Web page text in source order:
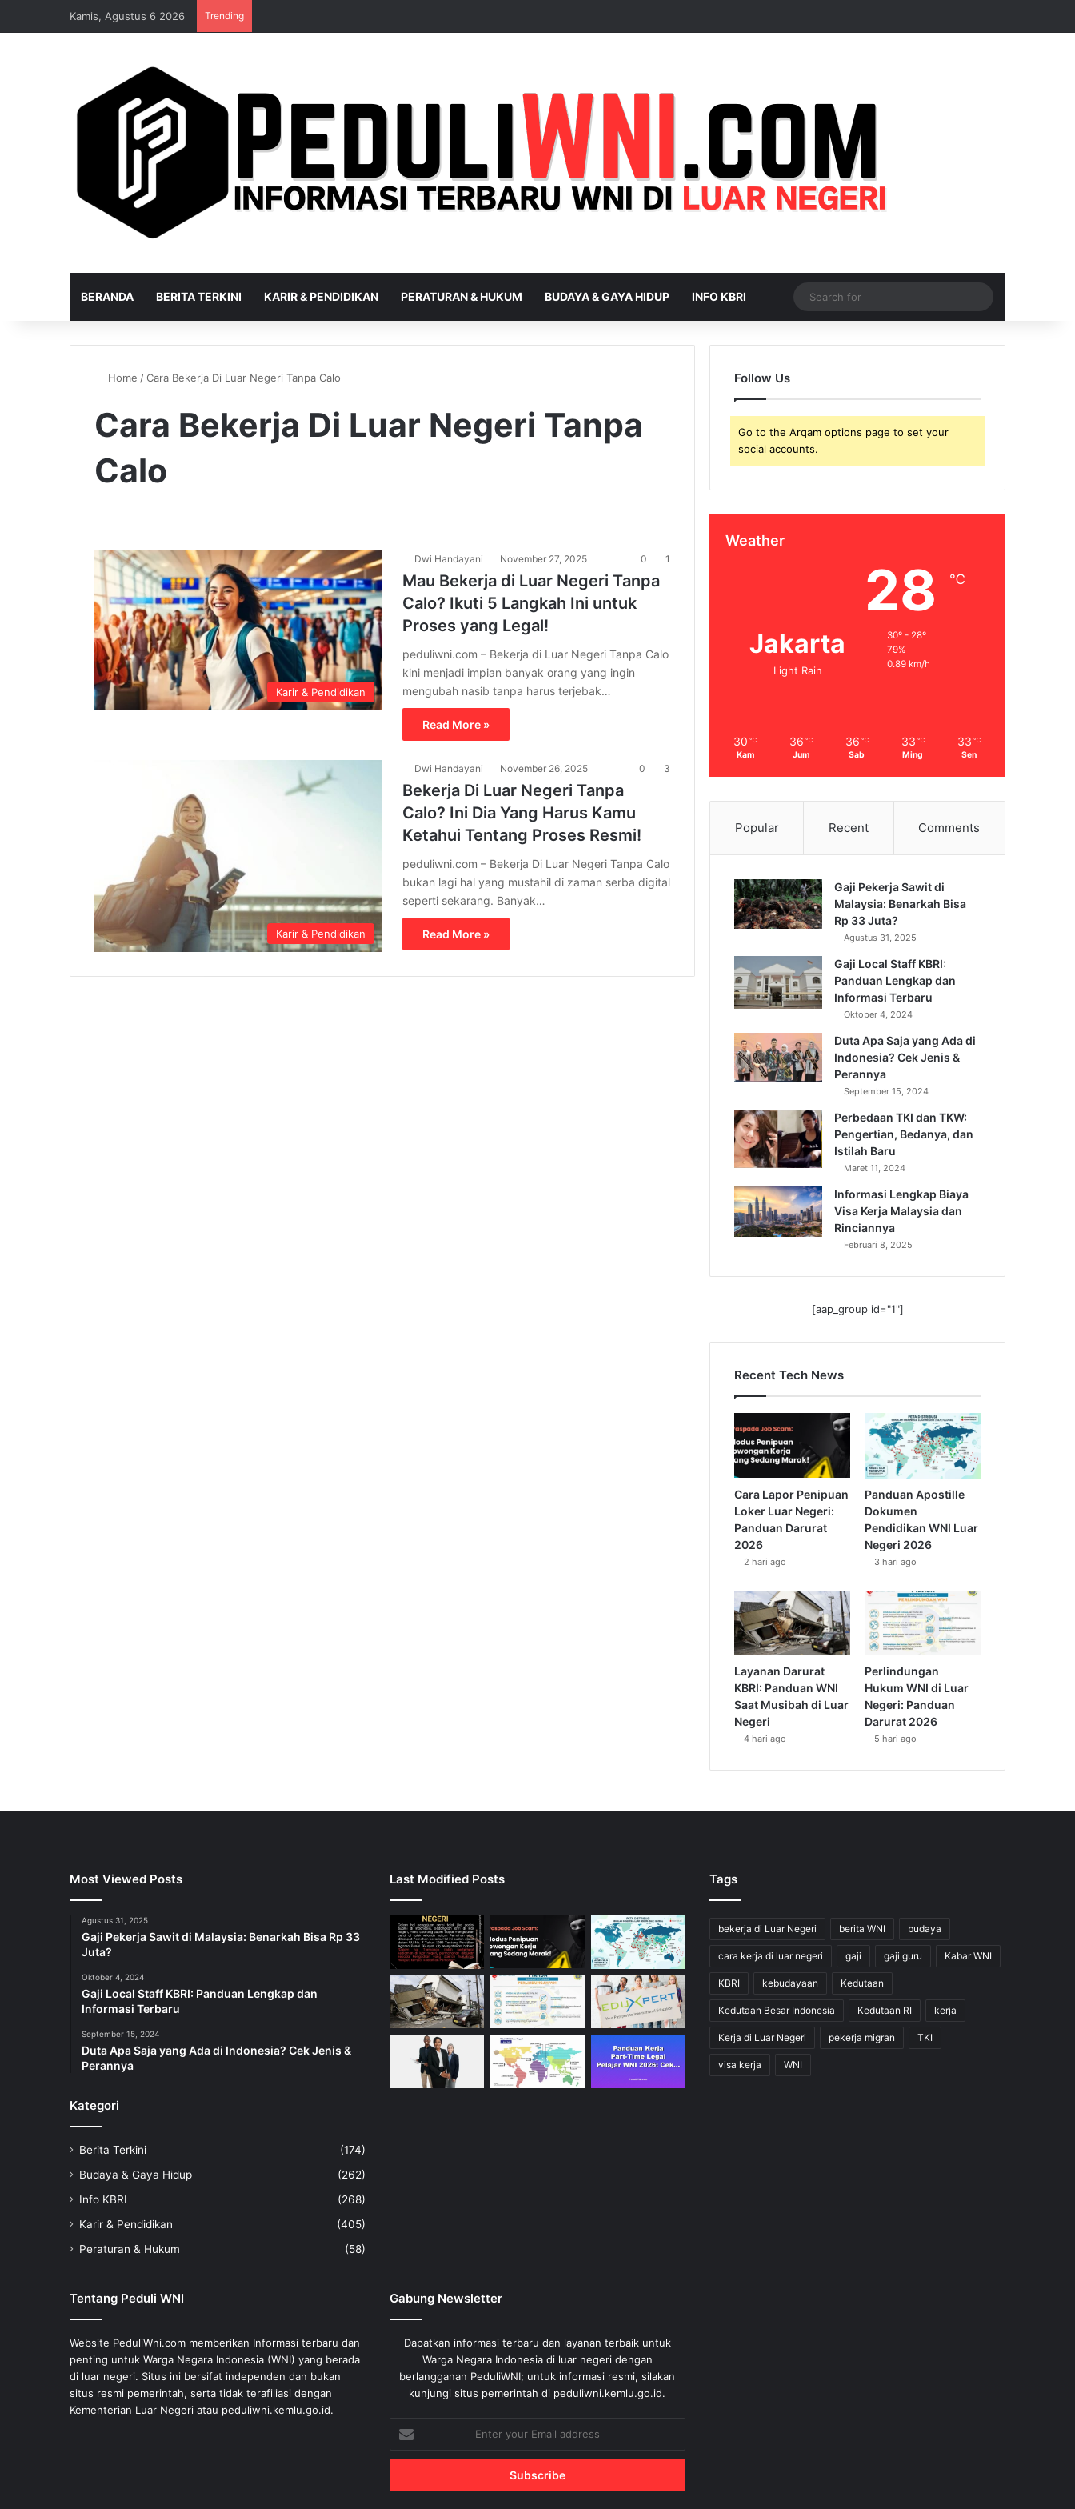
Kamis, Agustus 6 2026 Trending
BERANDA BERITA TERKINI KARIR & PENDIDIKAN PERATURAN & HUKUM BUDAYA & GAYA HIDUP INFO KBRI
for
Home /Cara Bekerja Di Luar Negeri Tanpa Calo
Cara Bekerja Di Luar Negeri Tanpa
Calo
Karir & Pendidikan
Dwi Handayani November 27, 2025 0 1
Mau Bekerja di Luar Negeri Tanpa
Calo? Ikuti 5 Langkah Ini untuk
Proses yang Legal!
peduliwni.com – Bekerja di Luar Negeri Tanpa Calo
kini menjadi impian banyak orang yang ingin
mengubah nasib tanpa harus terjebak…
Read More »
Karir & Pendidikan
Dwi Handayani November 26, 2025 0 3
Bekerja Di Luar Negeri Tanpa
Calo? Ini Dia Yang Harus Kamu
Ketahui Tentang Proses Resmi!
peduliwni.com – Bekerja Di Luar Negeri Tanpa Calo
bukan lagi hal yang mustahil di zaman serba digital
seperti sekarang. Banyak…
Read More »
Follow Us
Go to the Arqam options page to set your
social accounts.
Weather
Jakarta
Light Rain
28 ℃
30º - 28º
79%
0.89 km/h
30 ℃
Kam
36 ℃
Jum
36 ℃
Sab
33 ℃
Ming
33 ℃
Sen
Popular Recent Comments
Gaji Pekerja Sawit di
Malaysia: Benarkah Bisa
Rp 33 Juta?
Agustus 31, 2025
Gaji Local Staff KBRI:
Panduan Lengkap dan
Informasi Terbaru
Oktober 4, 2024
Duta Apa Saja yang Ada di
Indonesia? Cek Jenis &
Perannya
September 15, 2024
Perbedaan TKI dan TKW:
Pengertian, Bedanya, dan
Istilah Baru
Maret 11, 2024
Informasi Lengkap Biaya
Visa Kerja Malaysia dan
Rinciannya
Februari 8, 2025
[aap_group id="1"]
Recent Tech News
Cara Lapor Penipuan
Loker Luar Negeri:
Panduan Darurat
2026
2 hari ago
Panduan Apostille
Dokumen
Pendidikan WNI Luar
Negeri 2026
3 hari ago
Layanan Darurat
KBRI: Panduan WNI
Saat Musibah di Luar
Negeri
4 hari ago
Perlindungan
Hukum WNI di Luar
Negeri: Panduan
Darurat 2026
5 hari ago
Most Viewed Posts
Agustus 31, 2025
Gaji Pekerja Sawit di Malaysia: Benarkah Bisa Rp 33
Juta?
Oktober 4, 2024
Gaji Local Staff KBRI: Panduan Lengkap dan
Informasi Terbaru
September 15, 2024
Duta Apa Saja yang Ada di Indonesia? Cek Jenis &
Perannya
Kategori
Berita Terkini
(174)
Budaya & Gaya Hidup
(262)
Info KBRI
(268)
Karir & Pendidikan
(405)
Peraturan & Hukum
(58)
Last Modified Posts Tags
bekerja di Luar Negeri berita WNI budaya
cara kerja di luar negeri gaji gaji guru Kabar WNI
KBRI kebudayaan Kedutaan
Kedutaan Besar Indonesia Kedutaan RI kerja
Kerja di Luar Negeri pekerja migran TKI
visa kerja WNI
Tentang Peduli WNI
Website PeduliWni.com memberikan Informasi terbaru dan
penting untuk Warga Negara Indonesia (WNI) yang berada
di luar negeri. Situs ini bersifat independen dan bukan
situs resmi pemerintah, serta tidak terafiliasi dengan
Kementerian Luar Negeri atau peduliwni.kemlu.go.id.
Gabung Newsletter
Dapatkan informasi terbaru dan layanan terbaik untuk
Warga Negara Indonesia di luar negeri dengan
berlangganan PeduliWNI; untuk informasi resmi, silakan
kunjungi situs pemerintah di peduliwni.kemlu.go.id.
Enter
your
Email